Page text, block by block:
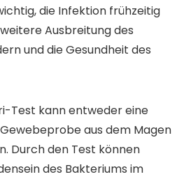
die Infektion frühzeitig
Ausbreitung des
und die Gesundheit des
Test kann entweder eine
aus dem Magen
Durch den Test können
des Bakteriums im